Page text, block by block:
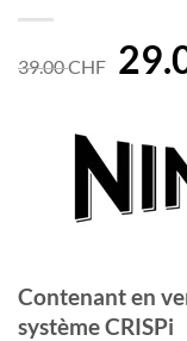
39.00CHF Le
prix
était :
Contenant en
système CRISPi